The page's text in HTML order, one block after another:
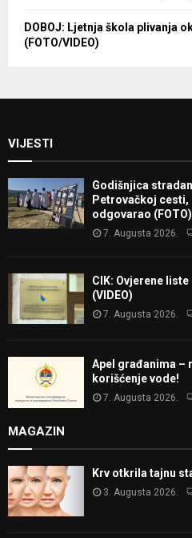
DOBOJ: Ljetnja škola plivanja
(FOTO/VIDEO)
VIJESTI
Godišnjica
Petrovačkoj
odgovarao (FOTO)
7. Augusta 2026.
CIK: Ovjerene
(VIDEO)
7. Augusta 2026.
Apel građanima –
korišćenje vode!
7. Augusta 2026.
MAGAZIN
Krv otkrila tajnu
3. Augusta 2026.